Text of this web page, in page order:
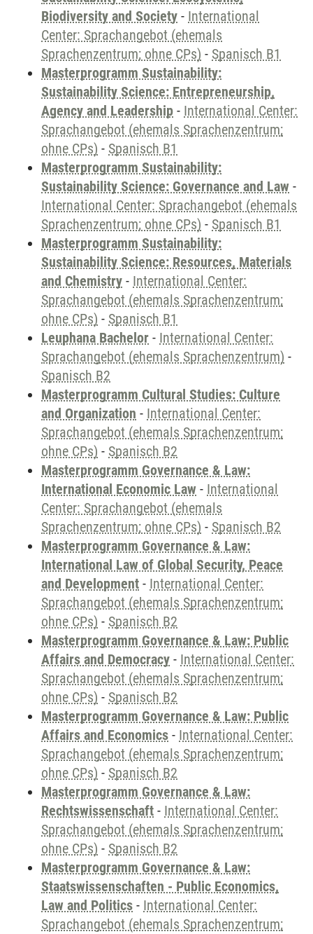
Biodiversity and Society - International
Center: Sprachangebot (ehemals
Sprachenzentrum; ohne CPs) - Spanisch B1
Masterprogramm Sustainability:
Sustainability Science: Entrepreneurship,
Agency and Leadership - International Center:
Sprachangebot (ehemals Sprachenzentrum;
ohne CPs) - Spanisch B1
Masterprogramm Sustainability:
Sustainability Science: Governance and Law -
International Center: Sprachangebot (ehemals
Sprachenzentrum; ohne CPs) - Spanisch B1
Masterprogramm Sustainability:
Sustainability Science: Resources, Materials
and Chemistry - International Center:
Sprachangebot (ehemals Sprachenzentrum;
ohne CPs) - Spanisch B1
Leuphana Bachelor - International Center:
Sprachangebot (ehemals Sprachenzentrum) -
Spanisch B2
Masterprogramm Cultural Studies: Culture
and Organization - International Center:
Sprachangebot (ehemals Sprachenzentrum;
ohne CPs) - Spanisch B2
Masterprogramm Governance & Law:
International Economic Law - International
Center: Sprachangebot (ehemals
Sprachenzentrum; ohne CPs) - Spanisch B2
Masterprogramm Governance & Law:
International Law of Global Security, Peace
and Development - International Center:
Sprachangebot (ehemals Sprachenzentrum;
ohne CPs) - Spanisch B2
Masterprogramm Governance & Law: Public
Affairs and Democracy - International Center:
Sprachangebot (ehemals Sprachenzentrum;
ohne CPs) - Spanisch B2
Masterprogramm Governance & Law: Public
Affairs and Economics - International Center:
Sprachangebot (ehemals Sprachenzentrum;
ohne CPs) - Spanisch B2
Masterprogramm Governance & Law:
Rechtswissenschaft - International Center:
Sprachangebot (ehemals Sprachenzentrum;
ohne CPs) - Spanisch B2
Masterprogramm Governance & Law:
Staatswissenschaften - Public Economics,
Law and Politics - International Center:
Sprachangebot (ehemals Sprachenzentrum;